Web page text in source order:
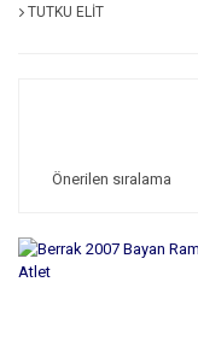
TUTKU ELIT